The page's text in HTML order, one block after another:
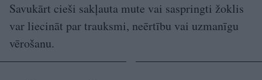
Savukārt cieši sakļauta mute vai saspringti žoklis
var liecināt par trauksmi, neērtību vai uzmanīgu
vērošanu.